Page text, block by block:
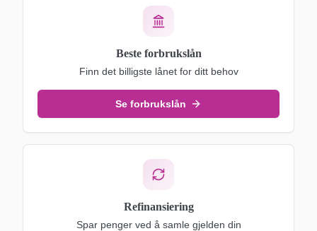
Beste forbrukslån
Finn det billigste lånet for ditt behov
Se forbrukslån
Refinansiering
Spar penger ved å samle gjelden din